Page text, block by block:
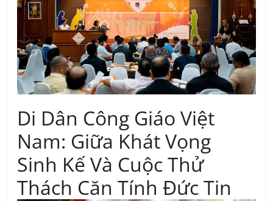
Di Dân Công Giáo Việt
Nam: Giữa Khát Vọng
Sinh Kế Và Cuộc Thử
Thách Căn Tính Đức Tin